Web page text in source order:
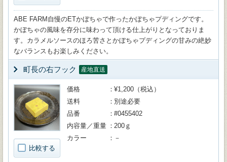
ABE FARM自慢のETかぼちゃで作ったかぼちゃプディングです。
かぼちゃの風味を存分に味わって頂ける仕上がりとなっておりま
す。カラメルソースのほろ苦さとかぼちゃプディングの甘みの絶妙
なバランスもお楽しみください。
町長の右フック 産地直送
比較する
価格
¥1,200（税込）
送料
別途必要
品番
#0455402
内容量／重量
200ｇ
カラー
－